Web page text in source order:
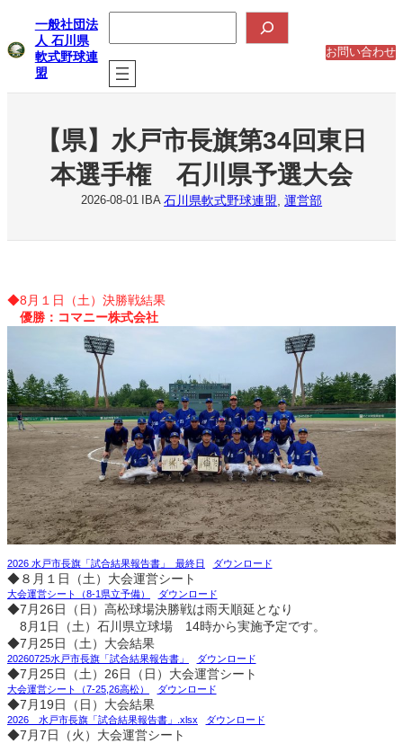
を
一般社団法
人 石川県
軟式野球連
盟
検
お問い合わせ
【県】水戸市長旗第34回東日
本選手権 石川県予選大会
2026-08-01 IBA 石川県軟式野球連盟 , 運営部
◆8月１日（土）決勝戦結果
優勝：コマニー株式会社
2026 水戸市長旗「試合結果報告書」_最終日 ダウンロード
◆８月１日（土）大会運営シート
大会運営シート（8-1県立予備） ダウンロード
◆7月26日（日）高松球場決勝戦は雨天順延となり
8月1日（土）石川県立球場 14時から実施予定です。
◆7月25日（土）大会結果
20260725水戸市長旗「試合結果報告書」 ダウンロード
◆7月25日（土）26日（日）大会運営シート
大会運営シート（7-25,26高松） ダウンロード
◆7月19日（日）大会結果
2026 水戸市長旗「試合結果報告書」.xlsx ダウンロード
◆7月7日（火）大会運営シート